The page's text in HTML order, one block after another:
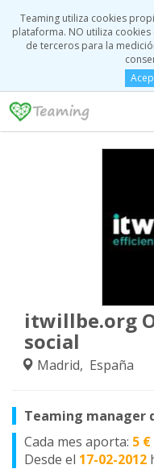
Teaming utiliza cookies
plataforma. NO utiliza
de terceros para la
itwillbe.org
social
Madrid, España
Teaming manager
Cada mes aporta: 5
Desde el 17-02-2012